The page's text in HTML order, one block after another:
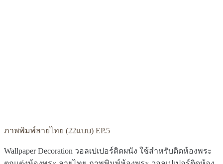
ภาพพิมพ์ลายไทย (22แบบ) EP.5
Wallpaper Decoration วอลเปเปอร์ติดผนัง ใช้สำหรับติดห้องพระ